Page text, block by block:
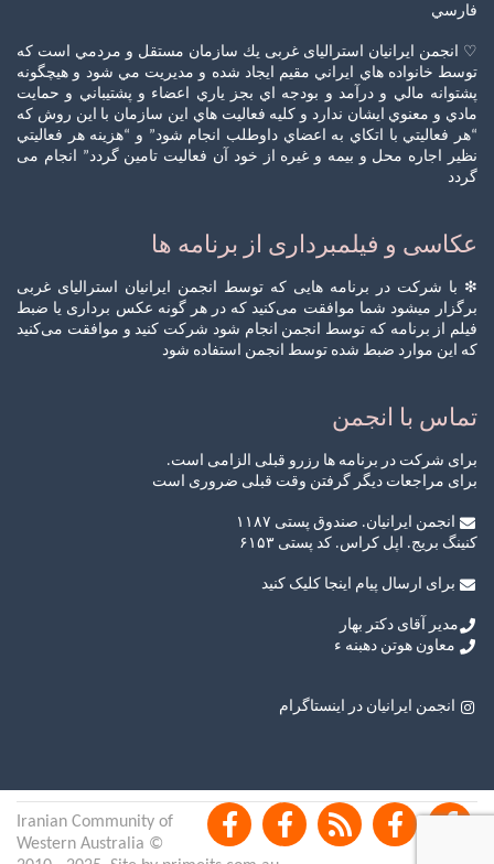
فارسي
♡ انجمن ایرانیان استرالیای غربی يك سازمان مستقل و مردمي است كه
توسط خانواده هاي ايراني مقيم ايجاد شده و مديريت مي شود و هيچگونه
پشتوانه مالي و درآمد و بودجه اي بجز ياري اعضاء و پشتيباني و حمايت
مادي و معنوي ایشان ندارد و كليه فعاليت هاي اين سازمان با اين روش كه
“هر فعاليتي با اتكاي به اعضاي داوطلب انجام شود” و “هزينه هر فعاليتي
نظير اجاره محل و بيمه و غيره از خود آن فعاليت تامين گردد” انجام می
گردد
عکاسی و فیلمبرداری از برنامه ها
❇ با شرکت در برنامه هایی که توسط انجمن ایرانیان استرالیای غربی
برگزار میشود شما موافقت می‌کنید که در هر گونه عکس‌ برداری یا ضبط‌
فیلم از برنامه که توسط انجمن انجام شود شرکت کنید و موافقت می‌کنید
که این موارد ضبط شده توسط انجمن استفاده شود
تماس با انجمن
برای شرکت در برنامه ها رزرو قبلی الزامی است.
برای مراجعات دیگر گرفتن وقت قبلی ضروری است
انجمن ایرانیان. صندوق پستی ۱۱۸۷
کنینگ بریج. اپل کراس. کد پستی ۶۱۵۳
برای ارسال پیام اینجا کلیک کنید
مدیر آقای دکتر بهار
معاون هوتن دهبنه ء
انجمن ایرانیان در اینستاگرام
©